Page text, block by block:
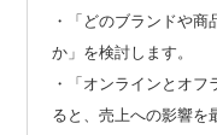
・「どのブランドや
か」を検討します。
・「オンラインとオ
ると、売上への影響を